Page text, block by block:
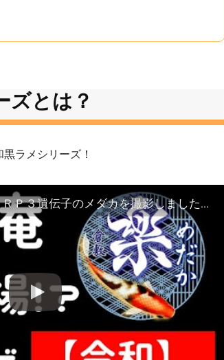
ズとは？
ラメシリーズ！
静楽庵の新シリーズ【令和】ＲＰ３遺伝子のメダカを撮影しましたｗ 今後のメダカのデザインが変わる？ 【楽めだか】 コロナの営業自粛が終わったらすぐに見に行ってください！岡山県美作市 静楽庵